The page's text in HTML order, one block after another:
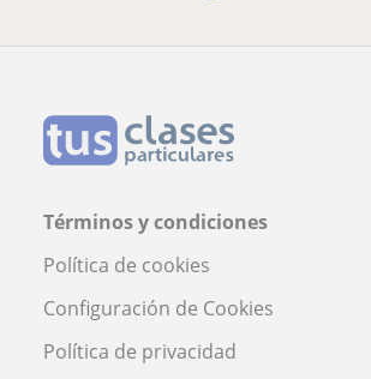
Términos y condiciones
Política de cookies
Configuración de Cookies
Política de privacidad